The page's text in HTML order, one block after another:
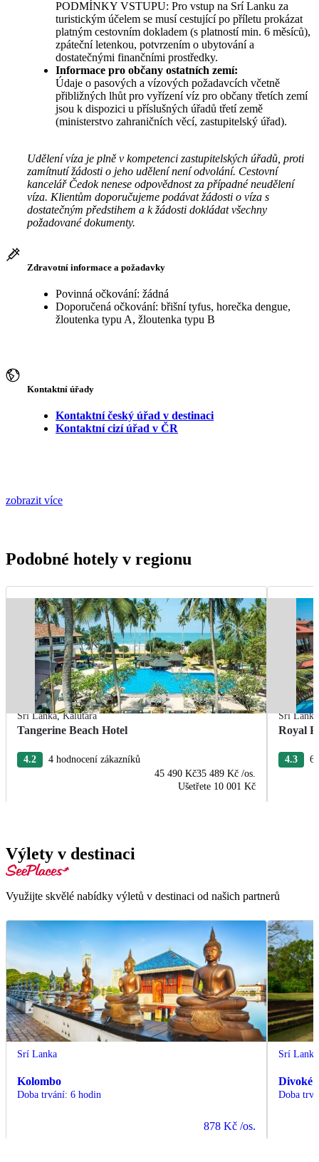
PODMÍNKY VSTUPU: Pro vstup na Srí Lanku za
turistickým účelem se musí cestující po příletu prokázat
platným cestovním dokladem (s platností min. 6 měsíců),
zpáteční letenkou, potvrzením o ubytování a
dostatečnými finančními prostředky.
Informace pro občany ostatních zemí:
Údaje o pasových a vízových požadavcích včetně
přibližných lhůt pro vyřízení víz pro občany třetích zemí
jsou k dispozici u příslušných úřadů třetí země
(ministerstvo zahraničních věcí, zastupitelský úřad).
Udělení víza je plně v kompetenci zastupitelských úřadů, proti
zamítnutí žádosti o jeho udělení není odvolání. Cestovní
kancelář Čedok nenese odpovědnost za případné neudělení
víza. Klientům doporučujeme podávat žádosti o víza s
dostatečným předstihem a k žádosti dokládat všechny
požadované dokumenty.
Zdravotní informace a požadavky
Povinná očkování: žádná
Doporučená očkování: břišní tyfus, horečka dengue,
žloutenka typu A, žloutenka typu B
Kontaktní úřady
Kontaktní český úřad v destinaci
Kontaktní cizí úřad v ČR
zobrazit více
Podobné hotely v regionu
Srí Lanka,Kalutara
Tangerine Beach Hotel
4.2
4 hodnocení zákazníků
45 490 Kč35 489 Kč /os.
Ušetřete 10 001 Kč
Srí Lanka
Royal
4.3 6
Výlety v destinaci
Využijte skvělé nabídky výletů v destinaci od našich partnerů
Srí Lanka
Kolombo
Doba trvání: 6 hodin
878 Kč /os.
Srí Lanka
Divoké
Doba